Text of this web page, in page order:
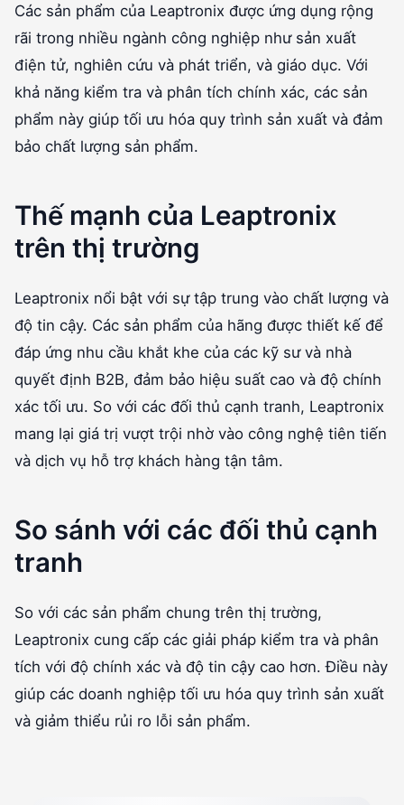
Các sản phẩm của Leaptronix được ứng dụng rộng
rãi trong nhiều ngành công nghiệp như sản xuất
điện tử, nghiên cứu và phát triển, và giáo dục. Với
khả năng kiểm tra và phân tích chính xác, các sản
phẩm này giúp tối ưu hóa quy trình sản xuất và đảm
bảo chất lượng sản phẩm.
Thế mạnh của Leaptronix
trên thị trường
Leaptronix nổi bật với sự tập trung vào chất lượng và
độ tin cậy. Các sản phẩm của hãng được thiết kế để
đáp ứng nhu cầu khắt khe của các kỹ sư và nhà
quyết định B2B, đảm bảo hiệu suất cao và độ chính
xác tối ưu. So với các đối thủ cạnh tranh, Leaptronix
mang lại giá trị vượt trội nhờ vào công nghệ tiên tiến
và dịch vụ hỗ trợ khách hàng tận tâm.
So sánh với các đối thủ cạnh
tranh
So với các sản phẩm chung trên thị trường,
Leaptronix cung cấp các giải pháp kiểm tra và phân
tích với độ chính xác và độ tin cậy cao hơn. Điều này
giúp các doanh nghiệp tối ưu hóa quy trình sản xuất
và giảm thiểu rủi ro lỗi sản phẩm.